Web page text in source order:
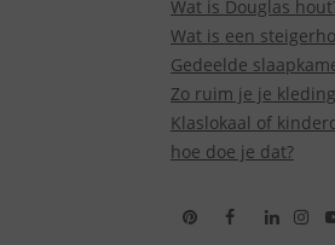
Wat is Douglas
Wat is een
Gedeelde
Zo ruim je je
Klaslokaal of
hoe doe je dat?